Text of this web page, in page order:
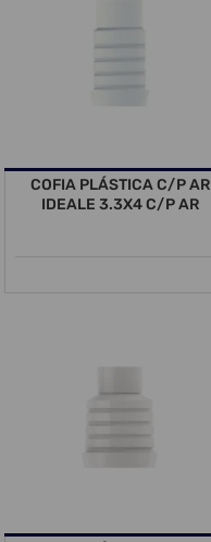
COFIA PLÁSTICA C/P AR
IDEALE 3.3X4 C/P AR